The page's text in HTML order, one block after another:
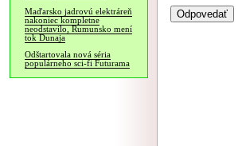
Maďarsko jadrovú elektráreň
nakoniec kompletne
neodstavilo, Rumunsko mení
tok Dunaja
Odštartovala nová séria
populárneho sci-fi Futurama